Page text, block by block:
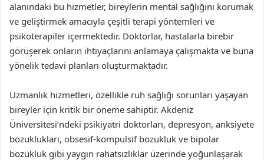
alanındaki bu hizmetler, bireylerin mental sağlığını korumak
ve geliştirmek amacıyla çeşitli terapi yöntemleri ve
psikoterapiler içermektedir. Doktorlar, hastalarla birebir
görüşerek onların ihtiyaçlarını anlamaya çalışmakta ve buna
yönelik tedavi planları oluşturmaktadır.
Uzmanlık hizmetleri, özellikle ruh sağlığı sorunları yaşayan
bireyler için kritik bir öneme sahiptir. Akdeniz
Üniversitesi’ndeki psikiyatri doktorları, depresyon, anksiyete
bozuklukları, obsesif-kompulsif bozukluk ve bipolar
bozukluk gibi yaygın rahatsızlıklar üzerinde yoğunlaşarak